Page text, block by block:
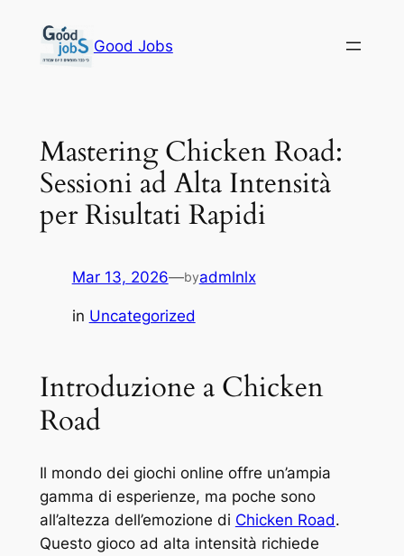
content
Good Jobs
Mastering Chicken Road:
Sessioni ad Alta Intensità
per Risultati Rapidi
Mar 13, 2026—byadmlnlx
in Uncategorized
Introduzione a Chicken
Road
Il mondo dei giochi online offre un’ampia
gamma di esperienze, ma poche sono
all’altezza dell’emozione di Chicken Road.
Questo gioco ad alta intensità richiede